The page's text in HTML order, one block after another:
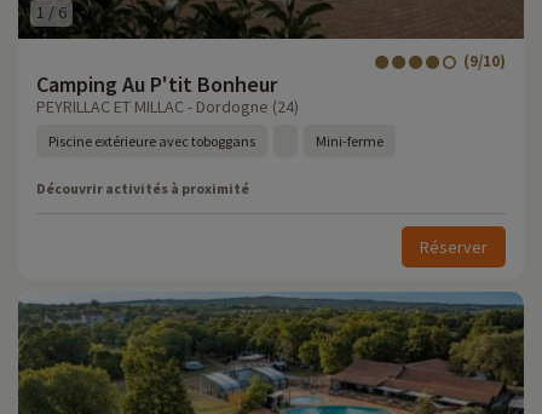
1 / 6
Camping Au P'tit Bonheur
(9/10)
PEYRILLAC ET MILLAC - Dordogne (24)
Piscine extérieure avec toboggans Mini-ferme
Découvrir activités à proximité
Réserver